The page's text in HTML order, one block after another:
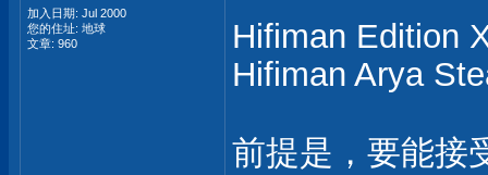
加入日期: Jul 2000
您的住址: 地球
文章: 960
Hifiman Edition
Hifiman Arya
前提是，要能接